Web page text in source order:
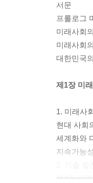
서문
프롤로그
미래사회
미래사회
대한민국
제1장 미
1. 미래사
현대 사회
세계화와
지속가능
제4차 산